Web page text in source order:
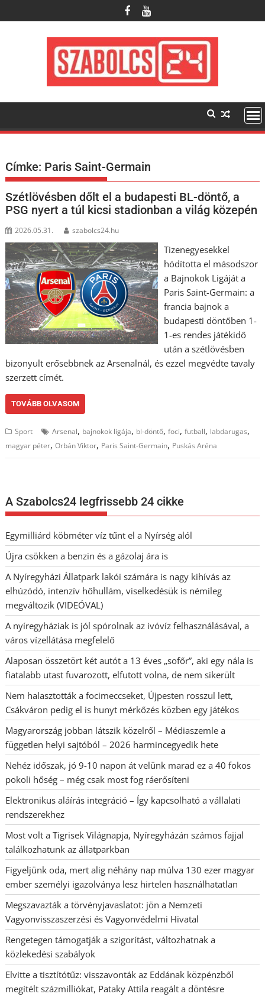
to
Címke: Paris Saint-Germain
Szétlövésben dőlt el a budapesti BL-döntő, a
PSG nyert a túl kicsi stadionban a világ közepén
2026.05.31. szabolcs24.hu
Tizenegyesekkel
hódította el másodszor
a Bajnokok Ligáját a
Paris Saint-Germain: a
francia bajnok a
budapesti döntőben 1-
1-es rendes játékidő
után a szétlövésben
bizonyult erősebbnek az Arsenalnál, és ezzel megvédte tavaly
szerzett címét.
TOVÁBB OLVASOM
Sport Arsenal, bajnokok ligája, bl-döntő,foci,futball, labdarugas,
magyar péter,Orbán Viktor, Paris Saint-Germain, Puskás Aréna
A Szabolcs24 legfrissebb 24 cikke
Egymilliárd köbméter víz tűnt el a Nyírség alól
Újra csökken a benzin és a gázolaj ára is
A Nyíregyházi Állatpark lakói számára is nagy kihívás az
elhúzódó, intenzív hőhullám, viselkedésük is némileg
megváltozik (VIDEÓVAL)
A nyíregyháziak is jól spórolnak az ivóvíz felhasználásával, a
város vízellátása megfelelő
Alaposan összetört két autót a 13 éves „sofőr”, aki egy nála is
fiatalabb utast fuvarozott, elfutott volna, de nem sikerült
Nem halasztották a focimeccseket, Újpesten rosszul lett,
Csákváron pedig el is hunyt mérkőzés közben egy játékos
Magyarország jobban látszik közelről – Médiaszemle a
független helyi sajtóból – 2026 harmincegyedik hete
Nehéz időszak, jó 9-10 napon át velünk marad ez a 40 fokos
pokoli hőség – még csak most fog ráerősíteni
Elektronikus aláírás integráció – Így kapcsolható a vállalati
rendszerekhez
Most volt a Tigrisek Világnapja, Nyíregyházán számos fajjal
találkozhatunk az állatparkban
Figyeljünk oda, mert alig néhány nap múlva 130 ezer magyar
ember személyi igazolványa lesz hirtelen használhatatlan
Megszavazták a törvényjavaslatot: jön a Nemzeti
Vagyonvisszaszerzési és Vagyonvédelmi Hivatal
Rengetegen támogatják a szigorítást, változhatnak a
közlekedési szabályok
Elvitte a tisztítótűz: visszavonták az Eddának közpénzből
megítélt százmilliókat, Pataky Attila reagált a döntésre